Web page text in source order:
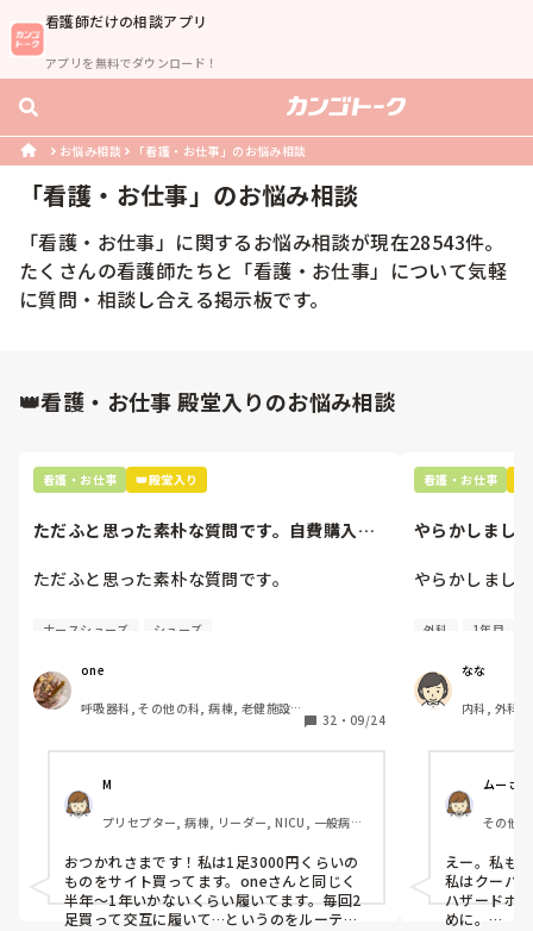
看護師だけの相談アプリ
アプリを無料でダウンロード！
お悩み相談 「看護・お仕事」のお悩み相談
「看護・お仕事」のお悩み相談
「看護・お仕事 」に関するお悩み相談が現在28543件。
たくさんの看護師たちと「看護・お仕事」について気軽
に質問・相談し合える掲示板です。
👑看護・お仕事 殿堂入りのお悩み相談
看護・お仕事 👑殿堂入り
ただふと思った素朴な質問です。自費購入す
ただふと思った素朴な質問です。
自費購入するナースシューズ(職場で使用して
期間使用していますか？
わたしの職場の指定は「白のスニーカー」。
すぐに汚くなるので1,500円は絶対に超えた
くない思いがあり笑、商店街の靴屋さんやネ
ットで安く見つけた時に買って半年〜1年未
満で交換しています。
職場の人が「ナースシューズに3000円以上は
出せない」って言ってて、わたしの倍額は出
せるのか！とびっくりしたので、世の皆さん
はどうなのかなと…🤔
ナースシューズ シューズ
one
呼吸器科, その他の科, 病棟, 老健施設,
32 ・ 09/24
M
プリセプター, 病棟, リーダー, NICU, 一般病院,
おつかれさまです！私は1足3000円くらいの
ものをサイト買ってます。oneさんと同じく
半年〜1年いかないくらい履いてます。毎回2
足買って交互に履いて…というのをルーティ
看護・お仕事
やらかしまし
やらかしまし
今日はじめて
が、
ゴミと一緒に
た。。
が頭の中にあ
プリセプターに
「普通鑷子捨
いような安物
「そんなミス
よ」
と言われまし
外科 1年目
なな
内科, 外科,
ムーさん
その他
えー。私も
私はクーパー
ハザードボ
めに。